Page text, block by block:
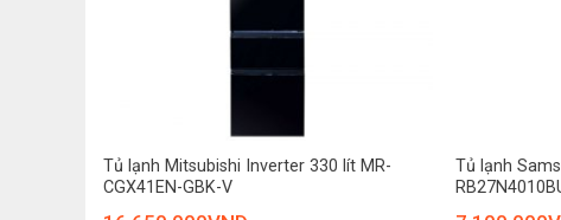
Tủ lạnh Mitsubishi Inverter 330 lít MR-
CGX41EN-GBK-V
Tủ lạnh